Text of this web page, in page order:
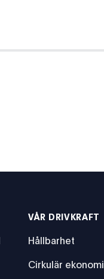
VÅR DRIVKRAFT
Hållbarhet
Cirkulär ekonomi